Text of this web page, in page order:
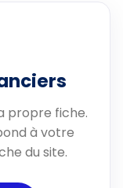
propre fiche.
à votre
du site.